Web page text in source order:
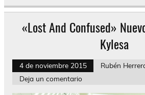
«Lost And Confused»
Kylesa
4 de noviembre 2015
Rubén
Deja un comentario